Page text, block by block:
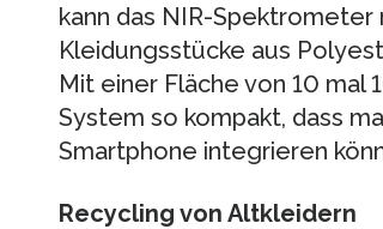
kann das NIR-
Kleidungsstücke aus
Mit einer Fläche von 10 mal
System so kompakt, dass
Smartphone integrieren
Recycling von Altkleidern